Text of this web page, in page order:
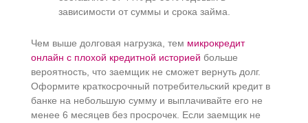
зависимости от суммы и срока займа.
Чем выше долговая нагрузка, тем микрокредит
онлайн с плохой кредитной историей больше
вероятность, что заемщик не сможет вернуть долг.
Оформите краткосрочный потребительский кредит в
банке на небольшую сумму и выплачивайте его не
менее 6 месяцев без просрочек. Если заемщик не